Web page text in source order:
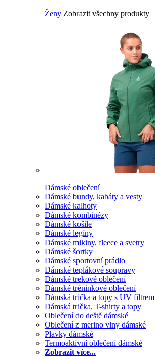
Ženy Zobrazit všechny produkty
Dámské oblečení
Dámské bundy, kabáty a vesty
Dámské kalhoty
Dámské kombinézy
Dámské košile
Dámské legíny
Dámské mikiny, fleece a svetry
Dámské šortky
Dámské sportovní prádlo
Dámské teplákové soupravy
Dámské trekové oblečení
Dámské tréninkové oblečení
Dámská trička a topy s UV filtrem
Dámská trička, T-shirty a topy
Oblečení do deště dámské
Oblečení z merino vlny dámské
Plavky dámské
Termoaktivní oblečení dámské
Zobrazit více...